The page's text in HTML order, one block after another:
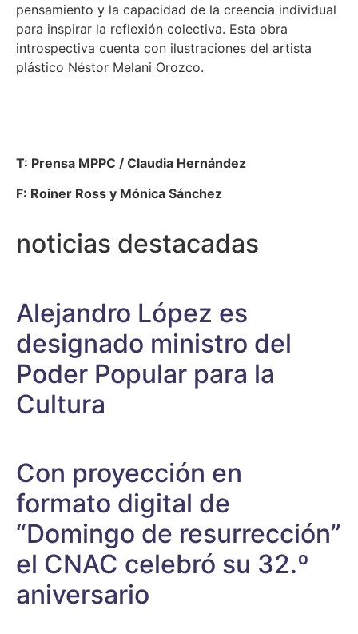
pensamiento y la capacidad de la creencia individual
para inspirar la reflexión colectiva. Esta obra
introspectiva cuenta con ilustraciones del artista
plástico Néstor Melani Orozco.
T: Prensa MPPC / Claudia Hernández
F: Roiner Ross y Mónica Sánchez
noticias destacadas
Alejandro López es
designado ministro del
Poder Popular para la
Cultura
Con proyección en
formato digital de
“Domingo de resurrección”
el CNAC celebró su 32.º
aniversario